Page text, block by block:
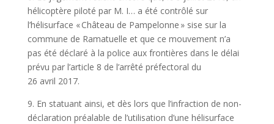
hélicoptère piloté par M. I… a été contrôlé sur
l’hélisurface « Château de Pampelonne » sise sur la
commune de Ramatuelle et que ce mouvement n’a
pas été déclaré à la police aux frontières dans le délai
prévu par l’article 8 de l’arrêté préfectoral du
26 avril 2017.
9. En statuant ainsi, et dès lors que l’infraction de non-
déclaration préalable de l’utilisation d’une hélisurface